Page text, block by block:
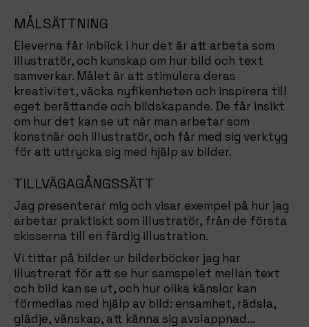
MÅLSÄTTNING
Eleverna får inblick i hur det är att arbeta som
illustratör, och kunskap om hur bild och text
samverkar. Målet är att stimulera deras
kreativitet, väcka nyfikenheten och inspirera till
eget berättande och bildskapande. De får insikt
om hur det kan se ut när man arbetar som
konstnär och illustratör, och får med sig verktyg
för att uttrycka sig med hjälp av bilder.
TILLVÄGAGÅNGSSÄTT
Jag presenterar mig och visar exempel på hur jag
arbetar praktiskt som illustratör, från de första
skisserna till en färdig illustration.
Vi tittar på bilder ur bilderböcker jag har
illustrerat för att se hur samspelet mellan text
och bild kan se ut, och hur olika känslor kan
förmedlas med hjälp av bild: ensamhet, rädsla,
glädje, vänskap, att känna sig avslappnad…